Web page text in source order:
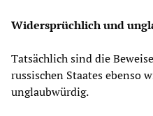
Widersprüchlich und
Tatsächlich sind die
russischen Staates ebenso
unglaubwürdig.